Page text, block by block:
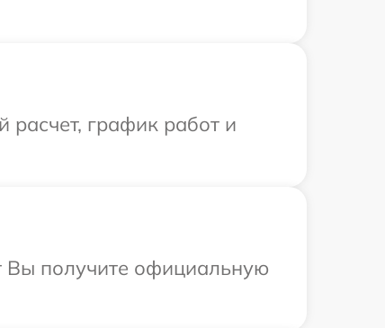
график работ и
Вы получите официальную